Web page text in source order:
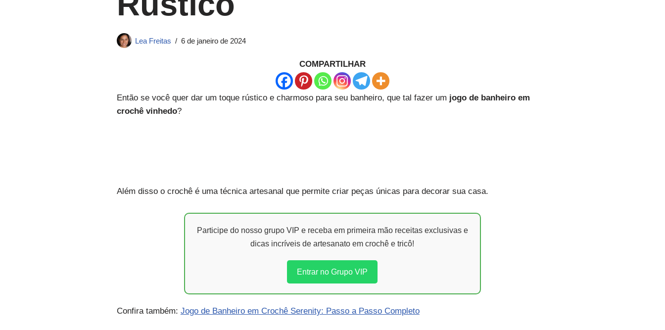
Lea Freitas 6 de janeiro de 2024
COMPARTILHAR
Então se você quer dar um toque rústico e charmoso para seu banheiro, que tal fazer um jogo de banheiro em
crochê vinhedo?
Além disso o crochê é uma técnica artesanal que permite criar peças únicas para decorar sua casa.
Participe do nosso grupo VIP e receba em primeira mão receitas exclusivas e
dicas incríveis de artesanato em crochê e tricô!
Entrar no Grupo VIP
Confira também: Jogo de Banheiro em Crochê Serenity: Passo a Passo Completo